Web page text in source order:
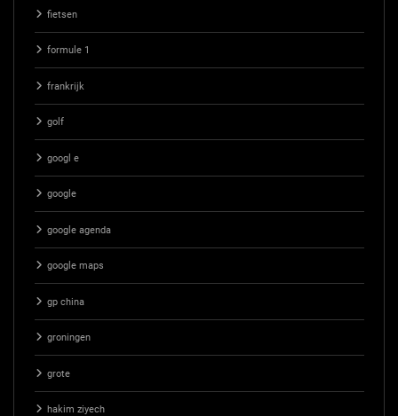
fietsen
formule 1
frankrijk
golf
googl e
google
google agenda
google maps
gp china
groningen
grote
hakim ziyech